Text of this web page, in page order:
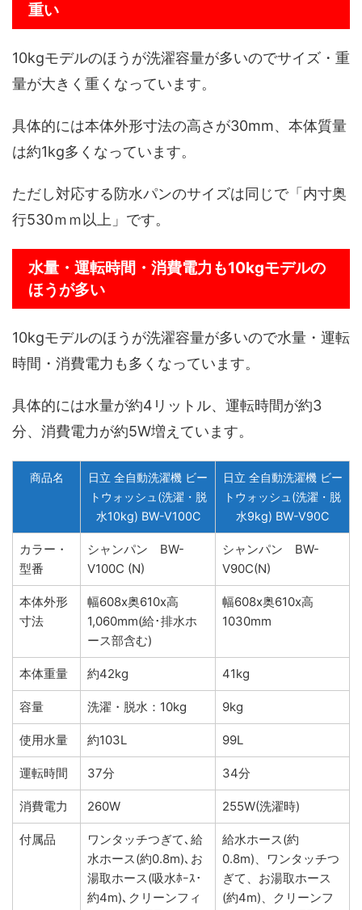
重い
10kgモデルのほうが洗濯容量が多いのでサイズ・重
量が大きく重くなっています。
具体的には本体外形寸法の高さが30mm、本体質量
は約1kg多くなっています。
ただし対応する防水パンのサイズは同じで「内寸奥
行530ｍｍ以上」です。
水量・運転時間・消費電力も10kgモデルの
ほうが多い
10kgモデルのほうが洗濯容量が多いので水量・運転
時間・消費電力も多くなっています。
具体的には水量が約4リットル、運転時間が約3
分、消費電力が約5W増えています。
商品名
日立 全自動洗濯機 ビー
トウォッシュ(洗濯・脱
水10kg) BW-V100C
日立 全自動洗濯機 ビー
トウォッシュ(洗濯・脱
水9kg) BW-V90C
カラー・
型番
シャンパン BW-
V100C (N)
シャンパン BW-
V90C(N)
本体外形
寸法
幅608x奥610x高
1,060mm(給･排水ホ
ース部含む)
幅608x奥610x高
1030mm
本体重量 約42kg 41kg
容量 洗濯・脱水：10kg 9kg
使用水量 約103L 99L
運転時間 37分 34分
消費電力 260W 255W(洗濯時)
付属品
ワンタッチつぎて､給
水ホース(約0.8m)､お
湯取ホース(吸水ﾎｰｽ･
約4m)､クリーンフィ
給水ホース(約
0.8m)、ワンタッチつ
ぎて、お湯取ホース
(約4m)、クリーンフ